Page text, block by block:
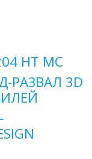
HT MC
РАЗВАЛ 3D